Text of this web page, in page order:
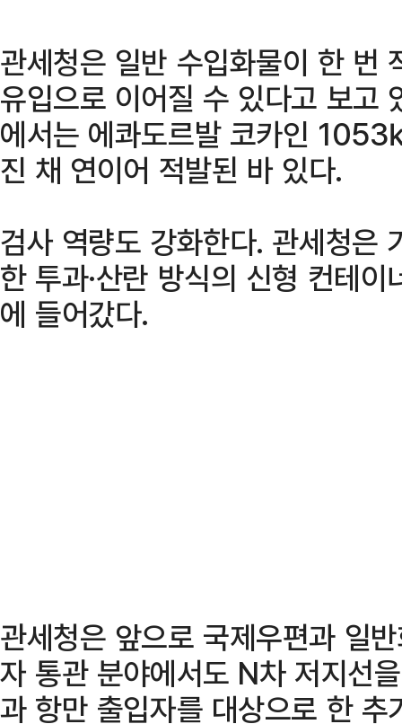
관세청은 일반 수입화물이 한 번
유입으로 이어질 수 있다고 보고
에서는 에콰도르발 코카인
진 채 연이어 적발된 바 있다.
검사 역량도 강화한다. 관세청은
한 투과·산란 방식의 신형 컨테
에 들어갔다.
관세청은 앞으로 국제우편과 일
자 통관 분야에서도 N차 저지선
과 항만 출입자를 대상으로 한